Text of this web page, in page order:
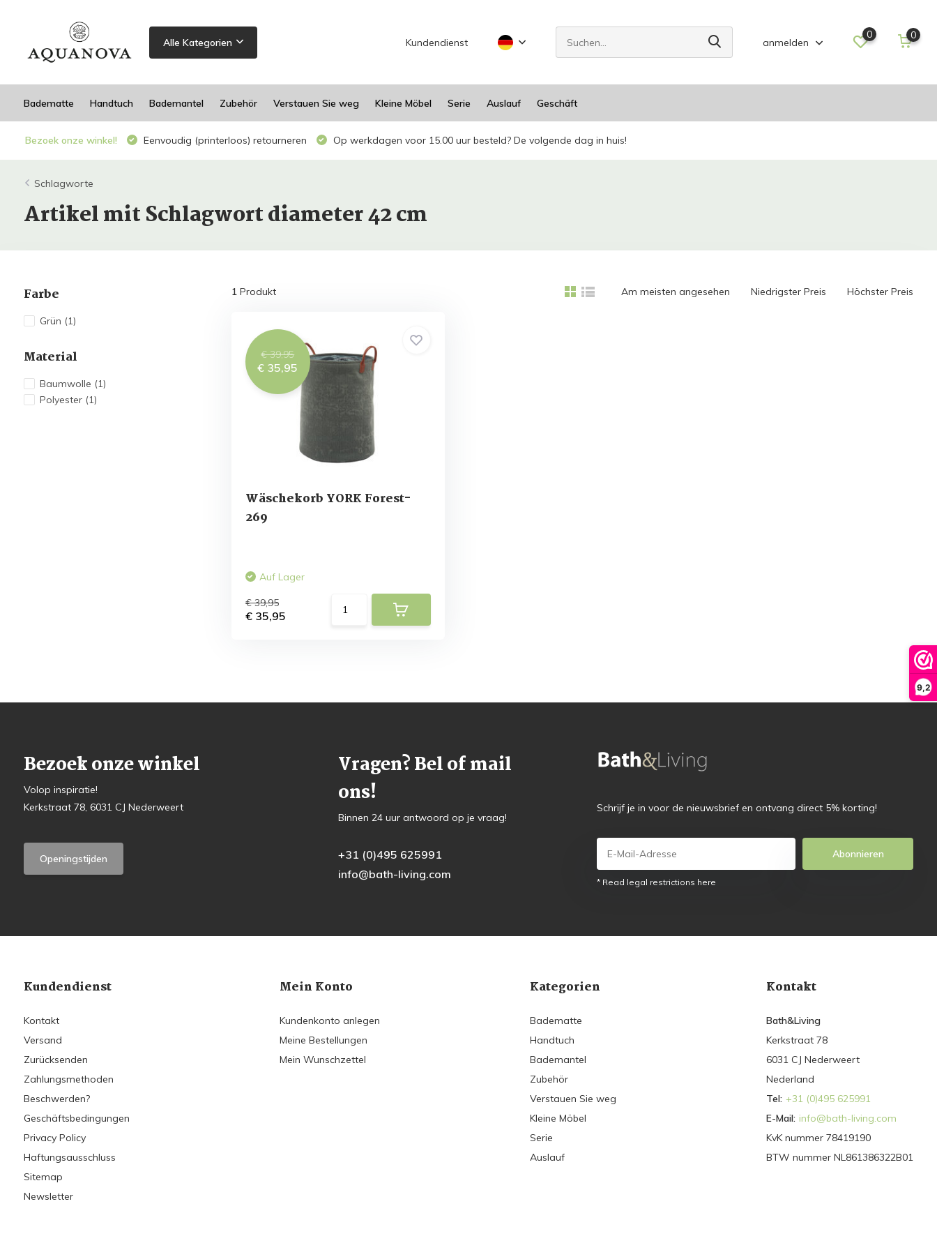
9,2
Alle Kategorien Kundendienst anmelden
0 0
Badematte Handtuch Bademantel Zubehör Verstauen Sie weg Kleine Möbel Serie Auslauf Geschäft
Bezoek onze winkel! Eenvoudig (printerloos) retourneren Op werkdagen voor 15.00 uur besteld? De volgende dag in huis!
Schlagworte
Artikel mit Schlagwort diameter 42 cm
Farbe
Grün (1)
Material
Baumwolle (1)
Polyester (1)
1Produkt Am meisten angesehen Niedrigster Preis Höchster Preis
€ 39,95
€ 35,95
Wäschekorb YORK Forest-
269
Auf Lager
€ 39,95
€ 35,95
Bezoek onze winkel
Volop inspiratie!
Kerkstraat 78, 6031 CJ Nederweert
Openingstijden
Vragen? Bel of mail
ons!
Binnen 24 uur antwoord op je vraag!
+31 (0)495 625991
info@bath-living.com
Schrijf je in voor de nieuwsbrief en ontvang direct 5% korting!
Abonnieren
* Read legal restrictions here
Kundendienst
Kontakt
Versand
Zurücksenden
Zahlungsmethoden
Beschwerden?
Geschäftsbedingungen
Privacy Policy
Haftungsausschluss
Sitemap
Newsletter
Mein Konto
Kundenkonto anlegen
Meine Bestellungen
Mein Wunschzettel
Kategorien
Badematte
Handtuch
Bademantel
Zubehör
Verstauen Sie weg
Kleine Möbel
Serie
Auslauf
Kontakt
Bath&Living
Kerkstraat 78
6031 CJ Nederweert
Nederland
Tel: +31 (0)495 625991
E-Mail: info@bath-living.com
KvK nummer 78419190
BTW nummer NL861386322B01